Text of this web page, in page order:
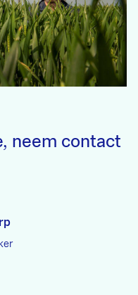
neem contact